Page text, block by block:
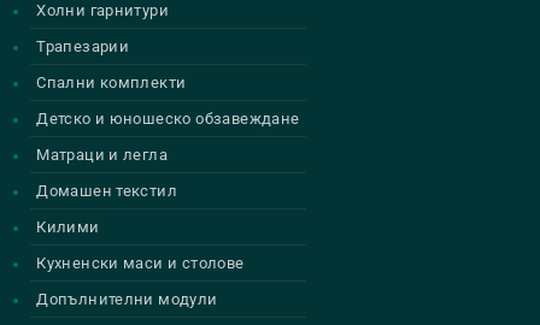
Холни гарнитури
Трапезарии
Спални комплекти
Детско и юношеско обзавеждане
Матраци и легла
Домашен текстил
Килими
Кухненски маси и столове
Допълнителни модули